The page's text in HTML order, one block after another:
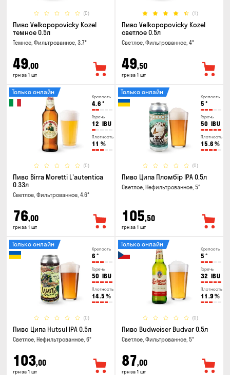
(0)
Пиво Velkopopovicky Kozel
темное 0.5л
Темное, Фильтрованное, 3.7°
49,00
грн за 1 шт
(1)
Пиво Velkopopovicky Kozel
светлое 0.5л
Светлое, Фильтрованное, 4°
49,50
грн за 1 шт
Крепость
4.6 °
Горечь
12 IBU
Плотность
11 %
(0)
Только онлайн
Пиво Birra Moretti L'autentica
0.33л
Светлое, Фильтрованное, 4.6°
76,00
грн за 1 шт
Крепость
5 °
Горечь
50 IBU
Плотность
15.6 %
(0)
Только онлайн
Пиво Ципа Пломбір IPA 0.5л
Светлое, Нефильтрованное, 5°
105,50
грн за 1 шт
Крепость
6 °
Горечь
50 IBU
Плотность
14.5 %
(0)
Только онлайн
Пиво Ципа Hutsul IPA 0.5л
Светлое, Нефильтрованное, 6°
103,00
грн за 1 шт
Крепость
5 °
Горечь
32 IBU
Плотность
11.9 %
(0)
Только онлайн
Пиво Budweiser Budvar 0.5л
Светлое, Фильтрованное, 5°
87,00
грн за 1 шт